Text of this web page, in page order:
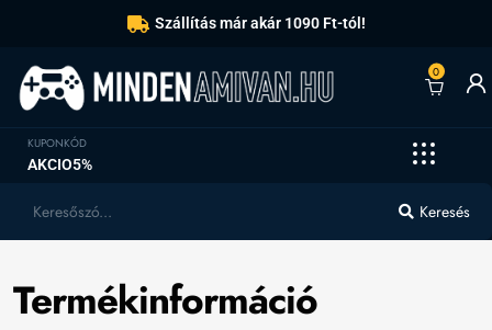
Szállítás már akár 1090 Ft-tól!
0
KUPONKÓD
AKCIO5%
Keresés
Termékinformáció